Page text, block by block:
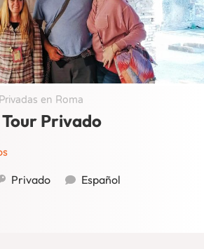
en Roma
Privado
Privado
Español